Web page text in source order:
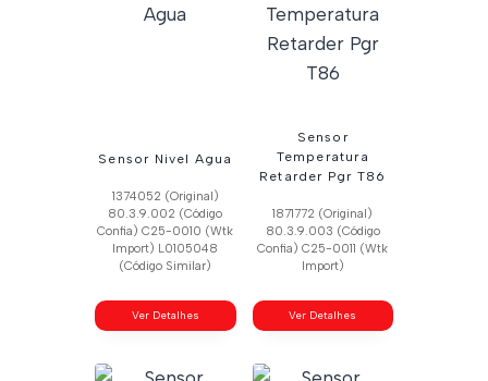
Sensor Nivel Agua
1374052 (Original)
80.3.9.002 (Código
Confia) C25-0010 (Wtk
Import) L0105048
(Código Similar)
Ver Detalhes
Sensor
Temperatura
Retarder Pgr T86
1871772 (Original)
80.3.9.003 (Código
Confia) C25-0011 (Wtk
Import)
Ver Detalhes